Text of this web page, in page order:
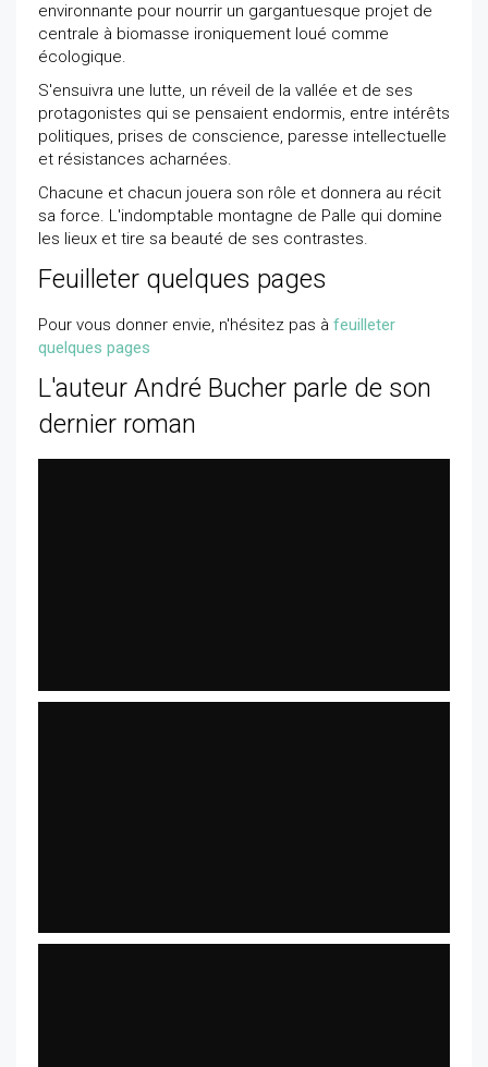
environnante pour nourrir un gargantuesque projet de
centrale à biomasse ironiquement loué comme
écologique.
S'ensuivra une lutte, un réveil de la vallée et de ses
protagonistes qui se pensaient endormis, entre intérêts
politiques, prises de conscience, paresse intellectuelle
et résistances acharnées.
Chacune et chacun jouera son rôle et donnera au récit
sa force. L'indomptable montagne de Palle qui domine
les lieux et tire sa beauté de ses contrastes.
Feuilleter quelques pages
Pour vous donner envie, n'hésitez pas à feuilleter
quelques pages
L'auteur André Bucher parle de son
dernier roman